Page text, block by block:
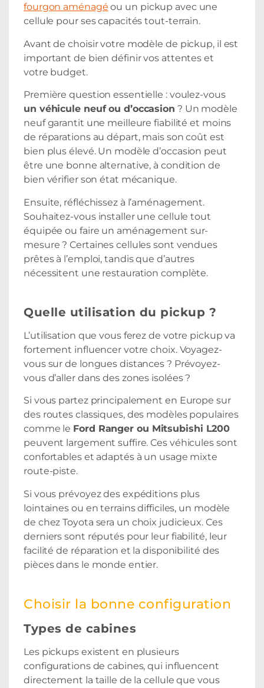
fourgon aménagé ou un pickup avec une
cellule pour ses capacités tout-terrain.
Avant de choisir votre modèle de pickup, il est
important de bien définir vos attentes et
votre budget.
Première question essentielle : voulez-vous
un véhicule neuf ou d’occasion ? Un modèle
neuf garantit une meilleure fiabilité et moins
de réparations au départ, mais son coût est
bien plus élevé. Un modèle d’occasion peut
être une bonne alternative, à condition de
bien vérifier son état mécanique.
Ensuite, réfléchissez à l’aménagement.
Souhaitez-vous installer une cellule tout
équipée ou faire un aménagement sur-
mesure ? Certaines cellules sont vendues
prêtes à l’emploi, tandis que d’autres
nécessitent une restauration complète.
Quelle utilisation du pickup ?
L’utilisation que vous ferez de votre pickup va
fortement influencer votre choix. Voyagez-
vous sur de longues distances ? Prévoyez-
vous d’aller dans des zones isolées ?
Si vous partez principalement en Europe sur
des routes classiques, des modèles populaires
comme le Ford Ranger ou Mitsubishi L200
peuvent largement suffire. Ces véhicules sont
confortables et adaptés à un usage mixte
route-piste.
Si vous prévoyez des expéditions plus
lointaines ou en terrains difficiles, un modèle
de chez Toyota sera un choix judicieux. Ces
derniers sont réputés pour leur fiabilité, leur
facilité de réparation et la disponibilité des
pièces dans le monde entier.
Choisir la bonne configuration
Types de cabines
Les pickups existent en plusieurs
configurations de cabines, qui influencent
directement la taille de la cellule que vous